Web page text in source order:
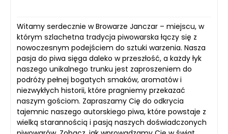
Witamy serdecznie w Browarze Janczar – miejscu, w
którym szlachetna tradycja piwowarska łączy się z
nowoczesnym podejściem do sztuki warzenia. Nasza
pasja do piwa sięga daleko w przeszłość, a każdy łyk
naszego unikalnego trunku jest zaproszeniem do
podróży pełnej bogatych smaków, aromatów i
niezwykłych historii, które pragniemy przekazać
naszym gościom. Zapraszamy Cię do odkrycia
tajemnic naszego autorskiego piwa, które powstaje z
wielką starannością i pasją naszych doświadczonych